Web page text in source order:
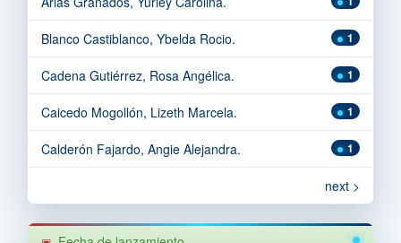
1
Blanco Castiblanco, Ybelda Rocio.
1
Cadena Gutiérrez, Rosa Angélica.
1
Caicedo Mogollón, Lizeth Marcela.
1
Calderón Fajardo, Angie Alejandra.
next >